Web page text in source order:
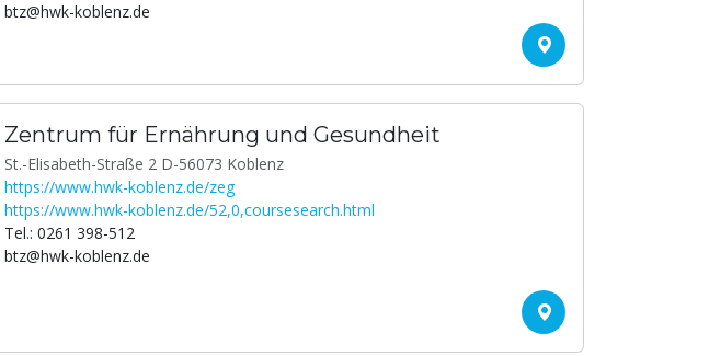
btz@hwk-koblenz.de
Zentrum für Ernährung und Gesundheit
St.-Elisabeth-Straße 2 D-56073 Koblenz
https://www.hwk-koblenz.de/zeg
https://www.hwk-koblenz.de/52,0,coursesearch.html
Tel.: 0261 398-512
btz@hwk-koblenz.de